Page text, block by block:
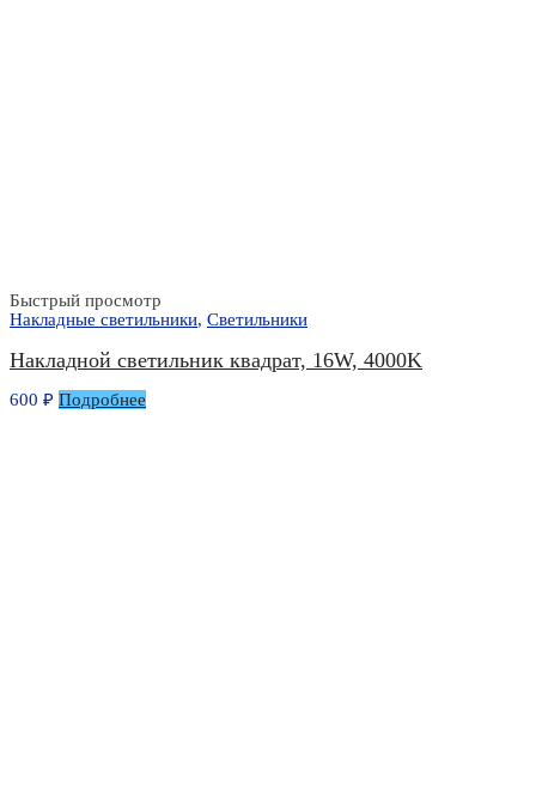
Быстрый просмотр
Накладные светильники, Светильники
Накладной светильник квадрат, 16W, 4000K
600 ₽ Подробнее